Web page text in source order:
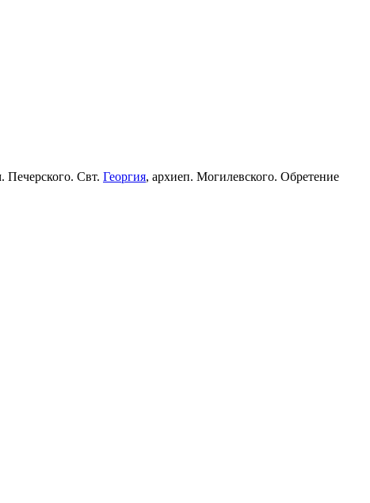
Печерского. Свт. Георгия, архиеп. Могилевского. Обретение